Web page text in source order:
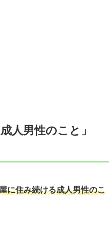
人男性のこと」
に住み続ける成人男性のこ